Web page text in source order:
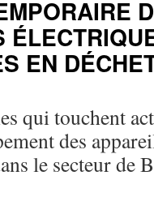
ROUGE
FEUX
DE
FORÊT
ORANGE
EN
qui touchent
des
le secteur de